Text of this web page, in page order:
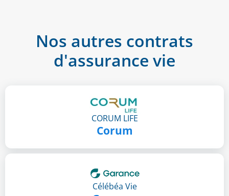
Nos autres contrats
d'assurance vie
CORUM LIFE
Corum
Célébéa Vie